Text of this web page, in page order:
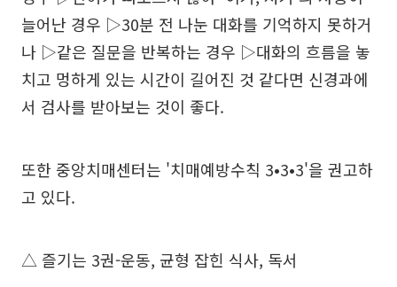
늘어난 경우 ▷30분 전 나눈 대화를 기억하지 못하거
나 ▷같은 질문을 반복하는 경우 ▷대화의 흐름을 놓
치고 멍하게 있는 시간이 길어진 것 같다면 신경과에
서 검사를 받아보는 것이 좋다.
또한 중앙치매센터는 '치매예방수칙 3•3•3'을 권고하
고 있다.
△ 즐기는 3권-운동, 균형 잡힌 식사, 독서